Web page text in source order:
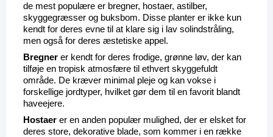
de mest populære er bregner, hostaer, astilber,
skyggegræsser og buksbom. Disse planter er ikke kun
kendt for deres evne til at klare sig i lav solindstråling,
men også for deres æstetiske appel.
Bregner er kendt for deres frodige, grønne løv, der kan
tilføje en tropisk atmosfære til ethvert skyggefuldt
område. De kræver minimal pleje og kan vokse i
forskellige jordtyper, hvilket gør dem til en favorit blandt
haveejere.
Hostaer er en anden populær mulighed, der er elsket for
deres store, dekorative blade, som kommer i en række